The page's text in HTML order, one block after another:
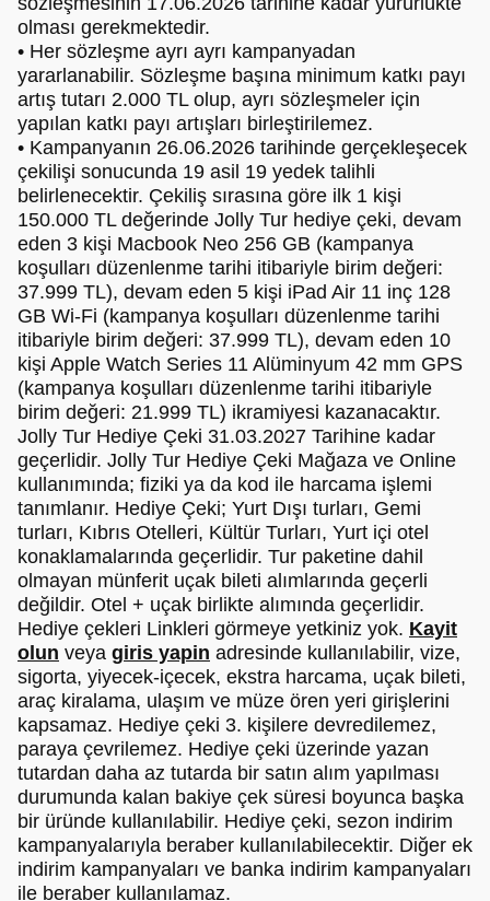
olması gerekmektedir.
• Her sözleşme ayrı ayrı kampanyadan
yararlanabilir. Sözleşme başına minimum katkı payı
artış tutarı 2.000 TL olup, ayrı sözleşmeler için
yapılan katkı payı artışları birleştirilemez.
• Kampanyanın 26.06.2026 tarihinde gerçekleşecek
çekilişi sonucunda 19 asil 19 yedek talihli
belirlenecektir. Çekiliş sırasına göre ilk 1 kişi
150.000 TL değerinde Jolly Tur hediye çeki, devam
eden 3 kişi Macbook Neo 256 GB (kampanya
koşulları düzenlenme tarihi itibariyle birim değeri:
37.999 TL), devam eden 5 kişi iPad Air 11 inç 128
GB Wi-Fi (kampanya koşulları düzenlenme tarihi
itibariyle birim değeri: 37.999 TL), devam eden 10
kişi Apple Watch Series 11 Alüminyum 42 mm GPS
(kampanya koşulları düzenlenme tarihi itibariyle
birim değeri: 21.999 TL) ikramiyesi kazanacaktır.
Jolly Tur Hediye Çeki 31.03.2027 Tarihine kadar
geçerlidir. Jolly Tur Hediye Çeki Mağaza ve Online
kullanımında; fiziki ya da kod ile harcama işlemi
tanımlanır. Hediye Çeki; Yurt Dışı turları, Gemi
turları, Kıbrıs Otelleri, Kültür Turları, Yurt içi otel
konaklamalarında geçerlidir. Tur paketine dahil
olmayan münferit uçak bileti alımlarında geçerli
değildir. Otel + uçak birlikte alımında geçerlidir.
Hediye çekleri Linkleri görmeye yetkiniz yok. Kayit
olun veya giris yapin adresinde kullanılabilir, vize,
sigorta, yiyecek-içecek, ekstra harcama, uçak bileti,
araç kiralama, ulaşım ve müze ören yeri girişlerini
kapsamaz. Hediye çeki 3. kişilere devredilemez,
paraya çevrilemez. Hediye çeki üzerinde yazan
tutardan daha az tutarda bir satın alım yapılması
durumunda kalan bakiye çek süresi boyunca başka
bir üründe kullanılabilir. Hediye çeki, sezon indirim
kampanyalarıyla beraber kullanılabilecektir. Diğer ek
indirim kampanyaları ve banka indirim kampanyaları
ile beraber kullanılamaz.